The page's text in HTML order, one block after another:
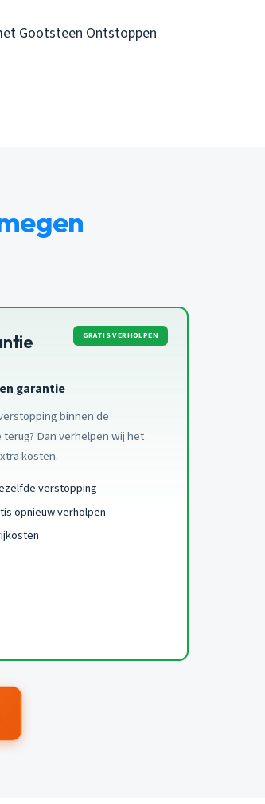
Gootsteen Ontstoppen
GRATIS VERHOLPEN
garantie
binnen de
Dan verhelpen wij het
kosten.
verstopping
opnieuw verholpen